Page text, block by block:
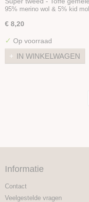
95% merino wol & 5% kid
€ 8,20
✓ Op voorraad
IN WINKELWAGEN
Informatie
Contact
Veelgestelde vragen